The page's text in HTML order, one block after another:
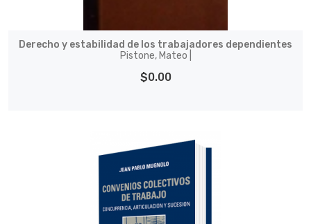
Derecho y estabilidad de los trabajadores dependientes
Pistone, Mateo |
$0.00